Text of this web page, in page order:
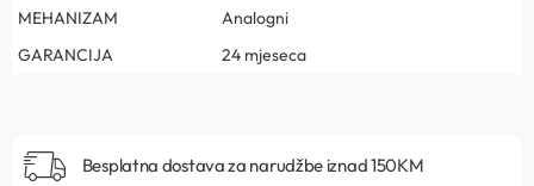
MEHANIZAM
Analogni
GARANCIJA
24 mjeseca
Besplatna dostava za narudžbe iznad 150KM